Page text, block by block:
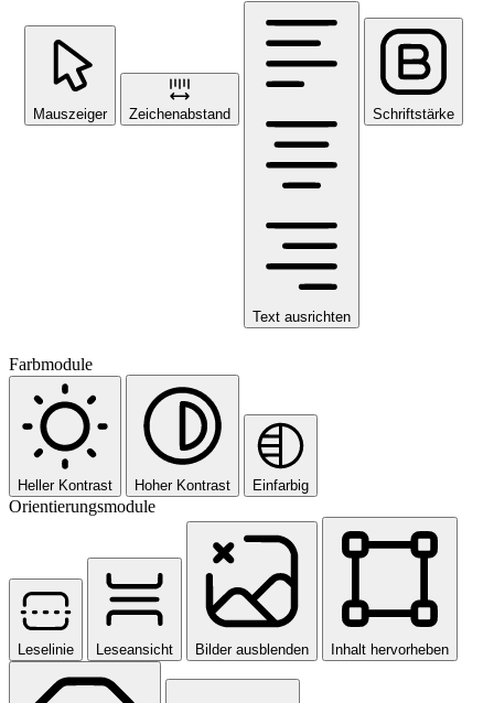
Mauszeiger Zeichenabstand
Text ausrichten
Schriftstärke
Farbmodule
Heller Kontrast Hoher Kontrast Einfarbig
Orientierungsmodule
Leselinie Leseansicht Bilder ausblenden Inhalt hervorheben